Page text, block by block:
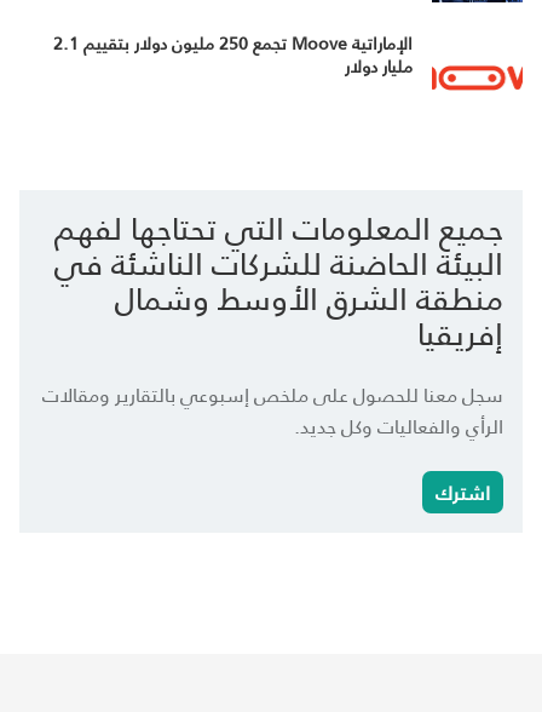
الإماراتية Moove تجمع 250 مليون دولار بتقييم 2.1
مليار دولار
جميع المعلومات التي تحتاجها لفهم
البيئة الحاضنة للشركات الناشئة في
منطقة الشرق الأوسط وشمال
إفريقيا
سجل معنا للحصول على ملخص إسبوعي بالتقارير ومقالات
الرأي والفعاليات وكل جديد.
اشترك